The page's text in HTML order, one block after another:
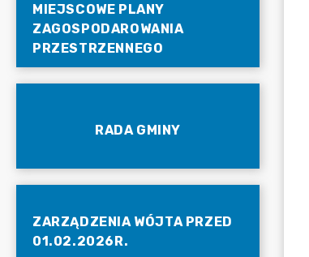
MIEJSCOWE PLANY
ZAGOSPODAROWANIA
PRZESTRZENNEGO
RADA GMINY
ZARZĄDZENIA WÓJTA PRZED
01.02.2026R.